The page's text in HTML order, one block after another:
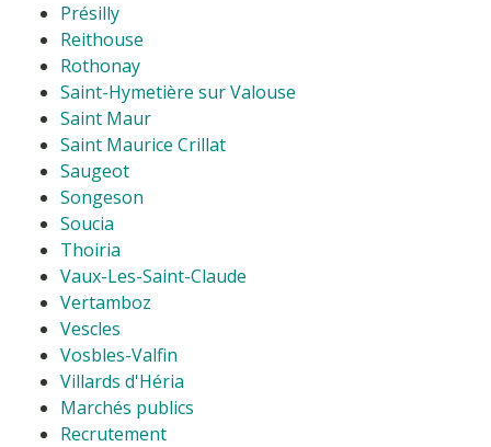
Présilly
Reithouse
Rothonay
Saint-Hymetière sur Valouse
Saint Maur
Saint Maurice Crillat
Saugeot
Songeson
Soucia
Thoiria
Vaux-Les-Saint-Claude
Vertamboz
Vescles
Vosbles-Valfin
Villards d'Héria
Marchés publics
Recrutement